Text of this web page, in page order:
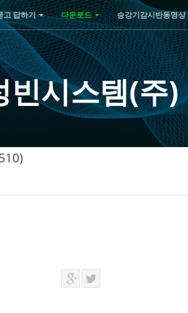
고 답하기 다운로드 승강기감시반동영상
빈시스템(주)